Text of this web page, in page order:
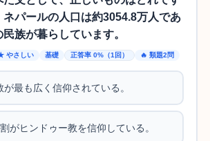
ネパールの人口は約3054.8万人であ
民族が暮らしています。
やさしい 基礎 正答率 0%（1回） 🔥 類題2問
が最も広く信仰されている。
がヒンドゥー教を信仰している。